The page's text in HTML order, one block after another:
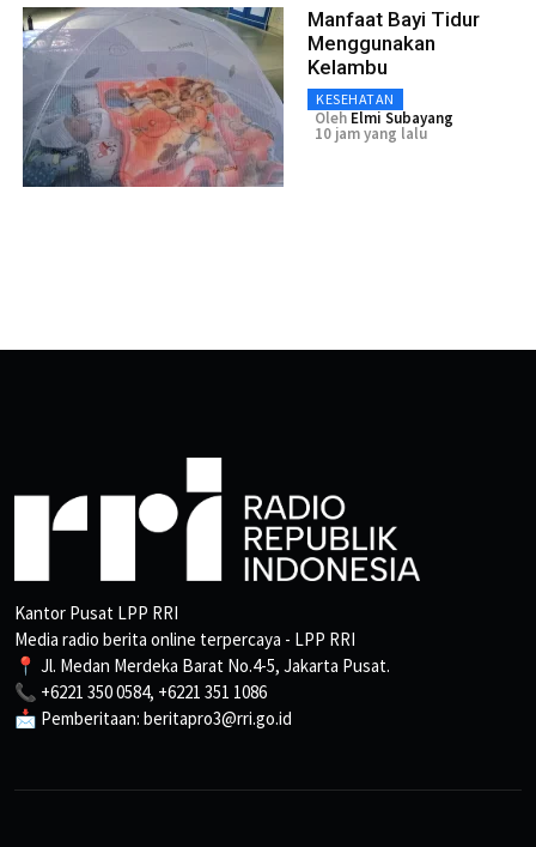
Manfaat Bayi Tidur
Menggunakan
Kelambu
KESEHATAN
Oleh Elmi Subayang
10 jam yang lalu
Kantor Pusat LPP RRI
Media radio berita online terpercaya - LPP RRI
📍 Jl. Medan Merdeka Barat No.4-5, Jakarta Pusat.
📞 +6221 350 0584, +6221 351 1086
📩 Pemberitaan: beritapro3@rri.go.id